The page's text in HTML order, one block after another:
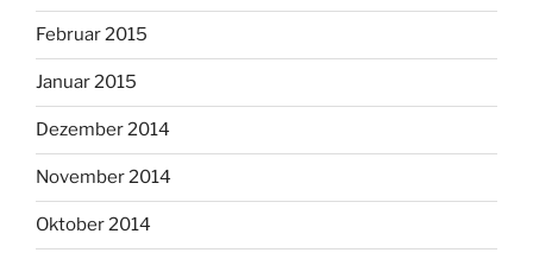
Februar 2015
Januar 2015
Dezember 2014
November 2014
Oktober 2014